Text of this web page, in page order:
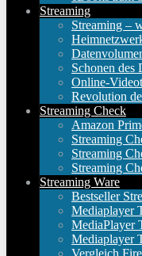
Streaming
Streaming –
Schonen des
Online-
Revolution
Streaming Check
Amazon
Streaming
Streaming
Streaming
Streaming Ware
Bestseller
Mediaplayer
MediaPlayer
Mediaplayer
Vergleich